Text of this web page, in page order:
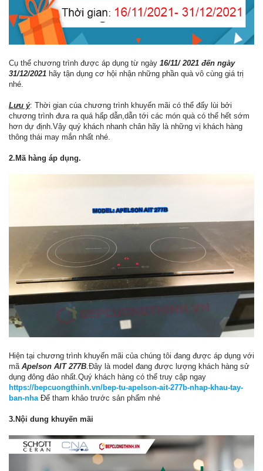
Cụ thể chương trình được áp dụng từ ngày 16/11/ 2021 đến ngày
31/12/2021 hãy tận dụng cơ hội nhận những phần quà vô cùng giá trị
nhé.
Lưu ý: Thời gian cúa chương trình khuyến mãi có thể đẩy lùi bởi
chương trình đưa ra quá hấp dẫn,dẫn tới các món quà có thể hết sớm
hơn dự định.Vậy quý khách nhanh chân hãy là những vị khách hàng
thông thái may mắn nhất nhé.
2.Mã hàng áp dụng.
Hiện tại chương trình khuyến mãi của chúng tôi đang được áp dụng với
mã Apelson AIT 277B.Đây là model đang được lượng khách hàng sử
dụng đông đảo nhất.Quý khách hàng có thể truy cập ngay
https://bepcuongthinh.vn/bep-tu-apelson-ait-277b-nhap-khau-tay-
ban-nhaĐể tham khảo trước sản phẩm nhé
3.Nội dung khuyến mãi